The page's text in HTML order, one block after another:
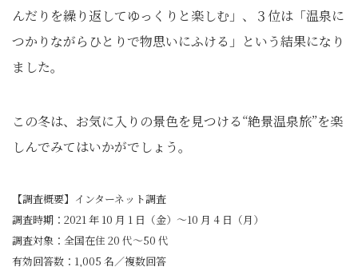
んだりを繰り返してゆっくりと楽しむ」、３位は「温泉に
つかりながらひとりで物思いにふける」という結果になり
ました。
この冬は、お気に入りの景色を見つける“絶景温泉旅”を楽
しんでみてはいかがでしょう。
【調査概要】インターネット調査
調査時期：2021 年 10 月 1 日（金）～10 月 4 日（月）
調査対象：全国在住 20 代～50 代
有効回答数：1,005 名／複数回答